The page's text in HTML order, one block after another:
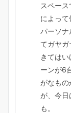
スペー
によって
パーソナ
てガヤ
きては
ーンが6
がなもの
が、今日
も。